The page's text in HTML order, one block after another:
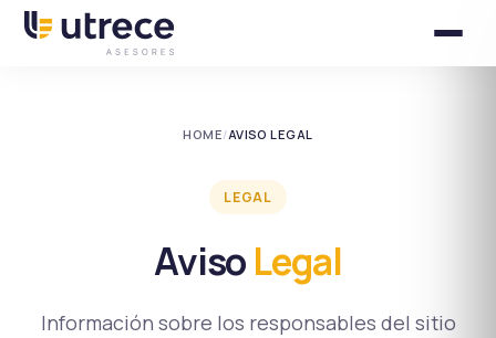
HOME/AVISO LEGAL
LEGAL
AvisoLegal
Información sobre los responsables del sitio